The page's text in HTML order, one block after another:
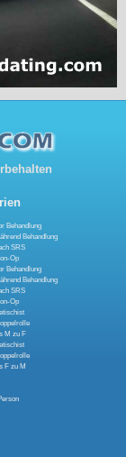
Behandlung
Behandlung
SRS
Op
Behandlung
Behandlung
SRS
Op
M zu F
F zu M